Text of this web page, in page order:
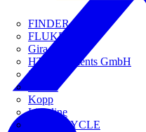
FINDER
FLUKE
Gira
HT Instruments GmbH
iHaus
Kaufel
Kopp
Lichtline
LIGHTCYCLE